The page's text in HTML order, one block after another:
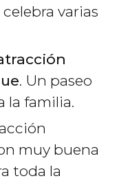
celebra varias
. Un paseo
la familia.
muy buena
toda la